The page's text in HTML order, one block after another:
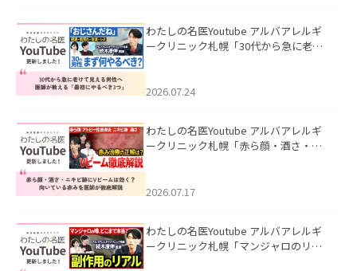
わたしの名医Youtube アルバアレルギ
ークリニック札幌「30代から急に老け
た。
2026.07.24
わたしの名医Youtube アルバアレルギ
ークリニック札幌「赤ら顔・酒さ・ニ
した。
2026.07.17
わたしの名医Youtube アルバアレルギ
ークリニック札幌「マンジャロのリア